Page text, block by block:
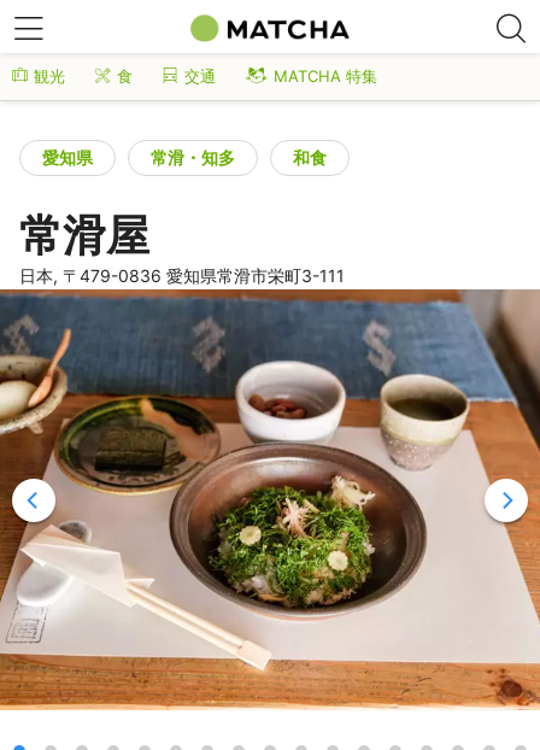
観光 食 交通 MATCHA 特集
愛知県 常滑・知多 和食
常滑屋
日本, 〒479-0836 愛知県常滑市栄町3-111